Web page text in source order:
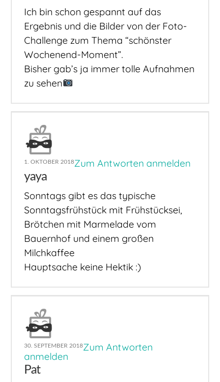
Ich bin schon gespannt auf das
Ergebnis und die Bilder von der Foto-
Challenge zum Thema “schönster
Wochenend-Moment”.
Bisher gab’s ja immer tolle Aufnahmen
zu sehen
1. OKTOBER 2018Zum Antworten anmelden
yaya
Sonntags gibt es das typische
Sonntagsfrühstück mit Frühstücksei,
Brötchen mit Marmelade vom
Bauernhof und einem großen
Milchkaffee
Hauptsache keine Hektik :)
30. SEPTEMBER 2018Zum Antworten
anmelden
Pat